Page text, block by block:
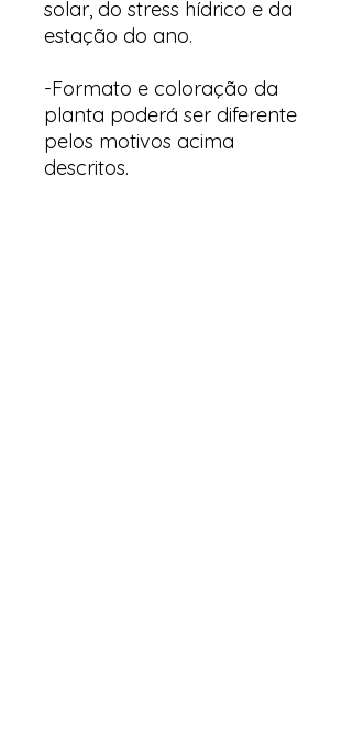
solar, do stress hídrico e da
estação do ano.
-Formato e coloração da
planta poderá ser diferente
pelos motivos acima
descritos.